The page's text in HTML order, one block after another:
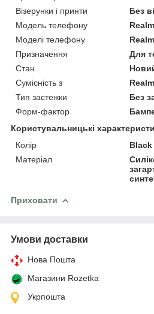
Візерунки і принти
Без
Модель телефону
Моделі телефону
Призначення
Для
Стан
Сумісність з
Тип застежки
Без
Форм-фактор
Користувальницькі
Колір
Black
Матеріал
Приховати
Умови доставки
Нова Пошта
Магазини Rozetka
Укрпошта